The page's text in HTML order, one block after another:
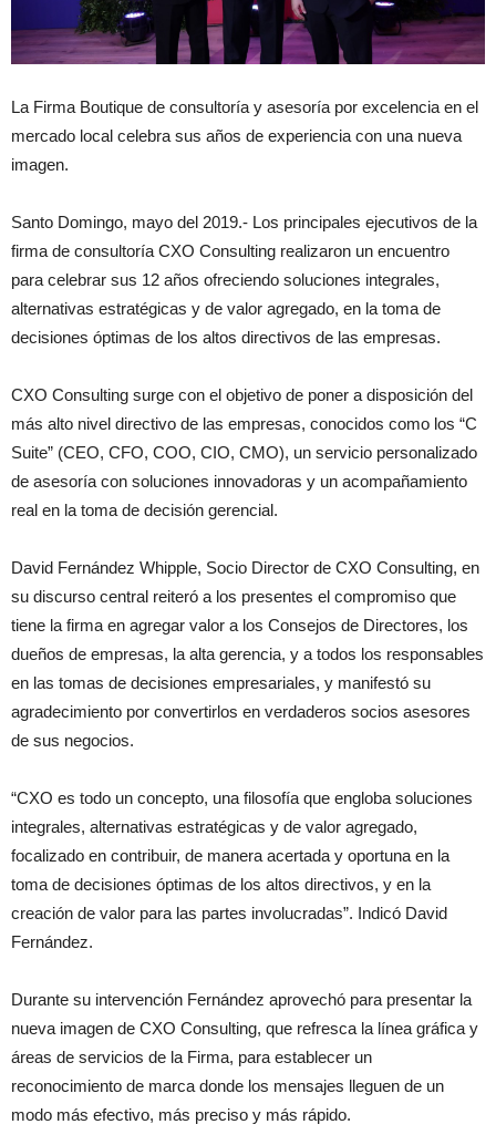
La Firma Boutique de consultoría y asesoría por excelencia en el
mercado local celebra sus años de experiencia con una nueva
imagen.
Santo Domingo, mayo del 2019.- Los principales ejecutivos de la
firma de consultoría CXO Consulting realizaron un encuentro
para celebrar sus 12 años ofreciendo soluciones integrales,
alternativas estratégicas y de valor agregado, en la toma de
decisiones óptimas de los altos directivos de las empresas.
CXO Consulting surge con el objetivo de poner a disposición del
más alto nivel directivo de las empresas, conocidos como los “C
Suite” (CEO, CFO, COO, CIO, CMO), un servicio personalizado
de asesoría con soluciones innovadoras y un acompañamiento
real en la toma de decisión gerencial.
David Fernández Whipple, Socio Director de CXO Consulting, en
su discurso central reiteró a los presentes el compromiso que
tiene la firma en agregar valor a los Consejos de Directores, los
dueños de empresas, la alta gerencia, y a todos los responsables
en las tomas de decisiones empresariales, y manifestó su
agradecimiento por convertirlos en verdaderos socios asesores
de sus negocios.
“CXO es todo un concepto, una filosofía que engloba soluciones
integrales, alternativas estratégicas y de valor agregado,
focalizado en contribuir, de manera acertada y oportuna en la
toma de decisiones óptimas de los altos directivos, y en la
creación de valor para las partes involucradas”. Indicó David
Fernández.
Durante su intervención Fernández aprovechó para presentar la
nueva imagen de CXO Consulting, que refresca la línea gráfica y
áreas de servicios de la Firma, para establecer un
reconocimiento de marca donde los mensajes lleguen de un
modo más efectivo, más preciso y más rápido.